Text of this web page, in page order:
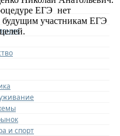
и спорт
ЕГЭ нет
участникам ЕГЭ